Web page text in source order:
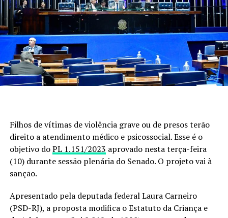
Filhos de vítimas de violência grave ou de presos terão
direito a atendimento médico e psicossocial. Esse é o
objetivo doPL 1.151/2023 aprovado nesta terça-feira
(10) durante sessão plenária do Senado. O projeto vai à
sanção.
Apresentado pela deputada federal Laura Carneiro
(PSD-RJ), a proposta modifica o Estatuto da Criança e